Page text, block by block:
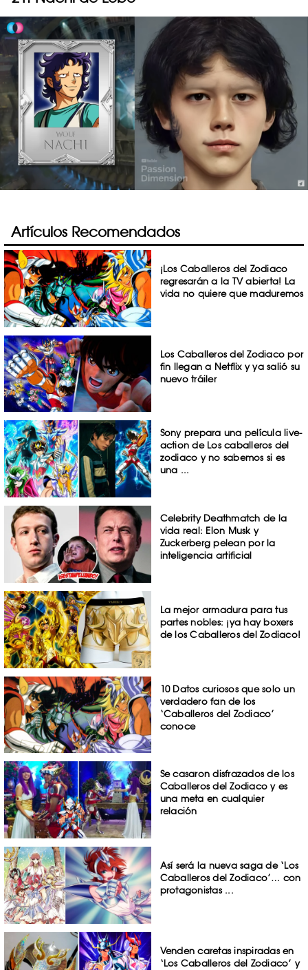
Artículos Recomendados
¡Los Caballeros del Zodiaco
regresarán a la TV abierta! La
vida no quiere que maduremos
Los Caballeros del Zodiaco por
fin llegan a Netflix y ya salió su
nuevo tráiler
Sony prepara una película live-
action de Los caballeros del
zodiaco y no sabemos si es
una ...
Celebrity Deathmatch de la
vida real: Elon Musk y
Zuckerberg pelean por la
inteligencia artificial
La mejor armadura para tus
partes nobles: ¡ya hay boxers
de los Caballeros del Zodiaco!
10 Datos curiosos que solo un
verdadero fan de los
‘Caballeros del Zodiaco’
conoce
Se casaron disfrazados de los
Caballeros del Zodiaco y es
una meta en cualquier
relación
Así será la nueva saga de ‘Los
Caballeros del Zodiaco’… con
protagonistas ...
Venden caretas inspiradas en
‘Los Caballeros del Zodiaco’ y